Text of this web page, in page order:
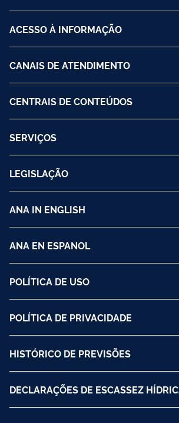
ACESSO À INFORMAÇÃO
CANAIS DE ATENDIMENTO
CENTRAIS DE CONTEÚDOS
SERVIÇOS
LEGISLAÇÃO
ANA IN ENGLISH
ANA EN ESPANOL
POLÍTICA DE USO
POLÍTICA DE PRIVACIDADE
HISTÓRICO DE PREVISÕES
DECLARAÇÕES DE ESCASSEZ